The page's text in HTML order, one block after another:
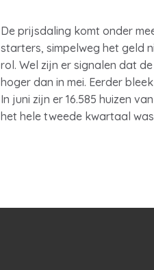
De prijsdaling komt onder
starters, simpelweg het geld
rol. Wel zijn er signalen dat
hoger dan in mei. Eerder
In juni zijn er 16.585 huizen
het hele tweede kwartaal